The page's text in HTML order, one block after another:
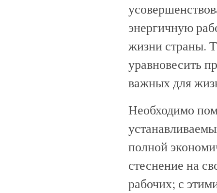
энергичную
жизни страны.
уравновесить
важных для
Необходимо
полной
стеснение на
рабочих; с